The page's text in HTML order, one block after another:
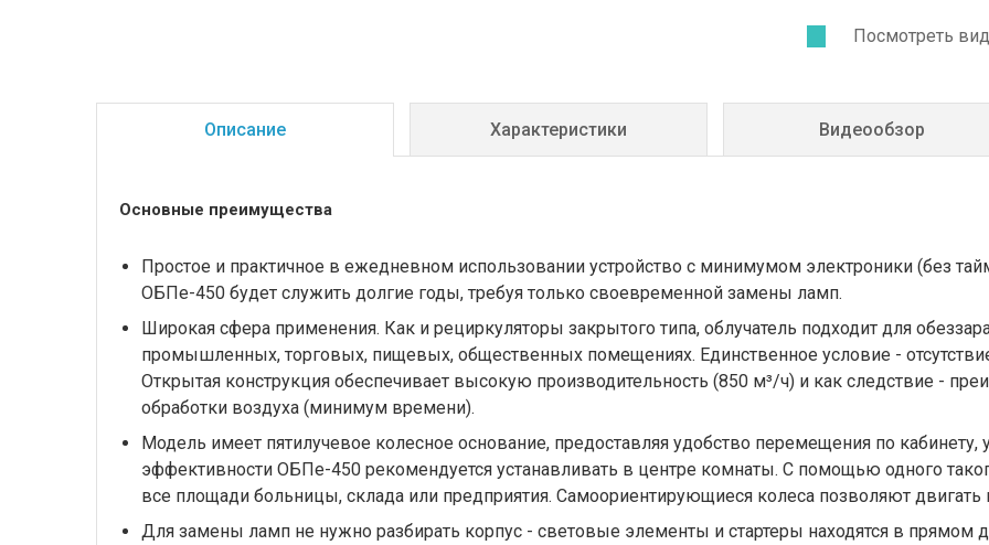
Посмотреть
Описание Характеристики Видеообзор
Основные преимущества
Простое и практичное в ежедневном использовании устройство с минимумом электроники (без
ОБПе-450 будет служить долгие годы, требуя только своевременной замены ламп.
Широкая сфера применения. Как и рециркуляторы закрытого типа, облучатель подходит для
промышленных, торговых, пищевых, общественных помещениях. Единственное условие -
Открытая конструкция обеспечивает высокую производительность (850 м³/ч) и как следствие -
обработки воздуха (минимум времени).
Модель имеет пятилучевое колесное основание, предоставляя удобство перемещения по
эффективности ОБПе-450 рекомендуется устанавливать в центре комнаты. С помощью одного
все площади больницы, склада или предприятия. Самоориентирующиеся колеса позволяют
Для замены ламп не нужно разбирать корпус - световые элементы и стартеры находятся в прямом